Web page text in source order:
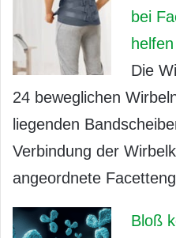
bei
helfen
Die
24 beweglichen
liegenden
Verbindung der
angeordnete
Bloß